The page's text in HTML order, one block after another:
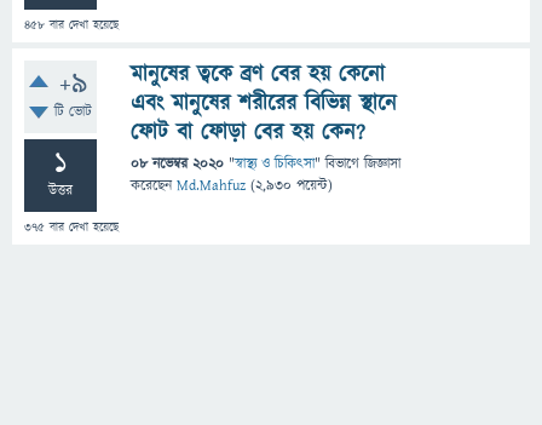
458 বার দেখা হয়েছে
+9
টি ভোট
1
উত্তর
375 বার দেখা হয়েছে
মানুষের ত্বকে ব্রণ বের হয় কেনো
এবং মানুষের শরীরের বিভিন্ন স্থানে
ফোট বা ফোড়া বের হয় কেন?
08 নভেম্বর 2020 "স্বাস্থ্য ও চিকিৎসা" বিভাগে জিজ্ঞাসা
করেছেনMd.Mahfuz (2,930 পয়েন্ট)